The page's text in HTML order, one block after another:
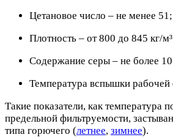
Цетановое число – не менее 51;
Плотность – от 800 до 845 кг/
Содержание серы – не более
Температура вспышки
Такие показатели, как температура
предельной фильтруемости,
типа горючего (летнее, зимнее).